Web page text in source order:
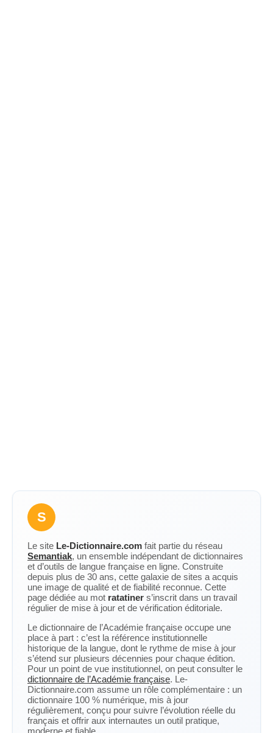
S
Le site Le-Dictionnaire.com fait partie du réseau
Semantiak, un ensemble indépendant de dictionnaires
et d’outils de langue française en ligne. Construite
depuis plus de 30 ans, cette galaxie de sites a acquis
une image de qualité et de fiabilité reconnue. Cette
page dédiée au mot ratatiner s’inscrit dans un travail
régulier de mise à jour et de vérification éditoriale.
Le dictionnaire de l’Académie française occupe une
place à part : c’est la référence institutionnelle
historique de la langue, dont le rythme de mise à jour
s’étend sur plusieurs décennies pour chaque édition.
Pour un point de vue institutionnel, on peut consulter le
dictionnaire de l’Académie française. Le-
Dictionnaire.com assume un rôle complémentaire : un
dictionnaire 100 % numérique, mis à jour
régulièrement, conçu pour suivre l’évolution réelle du
français et offrir aux internautes un outil pratique,
moderne et fiable.